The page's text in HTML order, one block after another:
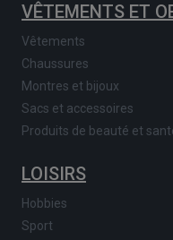
VÊTEMENTS ET
Vêtements
Chaussures
Montres et bijoux
Sacs et accessoires
Produits de beauté et
LOISIRS
Hobbies
Sport